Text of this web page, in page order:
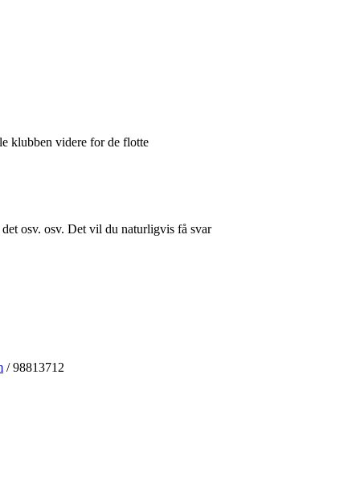
klubben videre for de flotte
osv. osv. Det vil du naturligvis få svar
/ 98813712